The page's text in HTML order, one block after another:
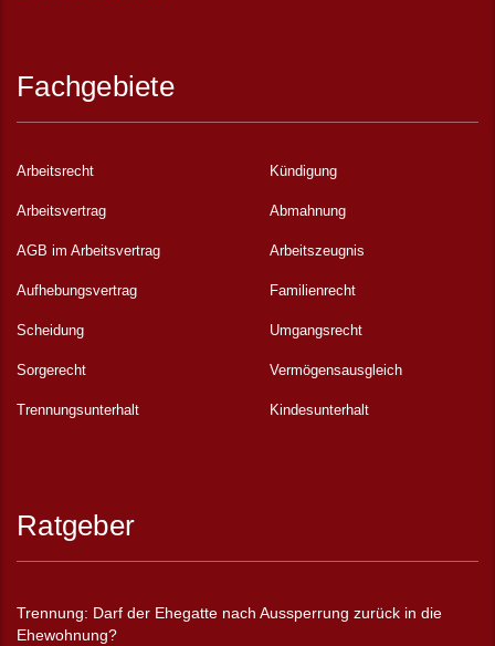
Fachgebiete
Arbeitsrecht Kündigung
Arbeitsvertrag Abmahnung
AGB im Arbeitsvertrag Arbeitszeugnis
Aufhebungsvertrag Familienrecht
Scheidung Umgangsrecht
Sorgerecht Vermögensausgleich
Trennungsunterhalt Kindesunterhalt
Ratgeber
Trennung: Darf der Ehegatte nach Aussperrung zurück in die
Ehewohnung?